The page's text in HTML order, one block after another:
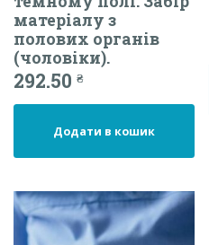
матеріалу з
полових органів
(чоловіки).
292.50 ₴
Додати в кошик